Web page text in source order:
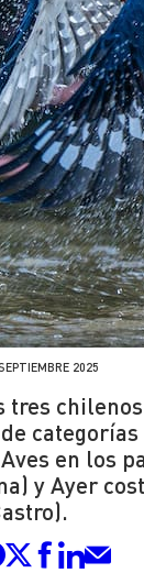
2025
tres
categorías
en los
y Ayer